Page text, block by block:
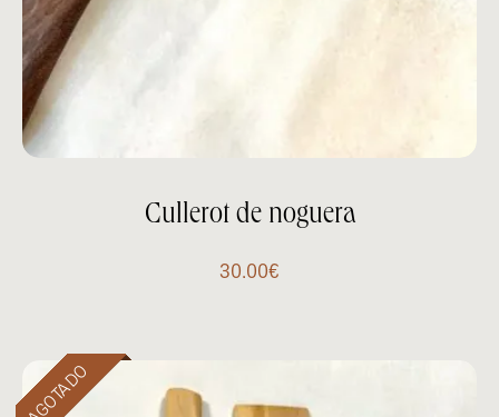
Cullerot de noguera
30.00€